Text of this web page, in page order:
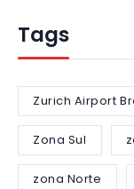
Tags
Zurich Airport
Zona Sul
zona Norte